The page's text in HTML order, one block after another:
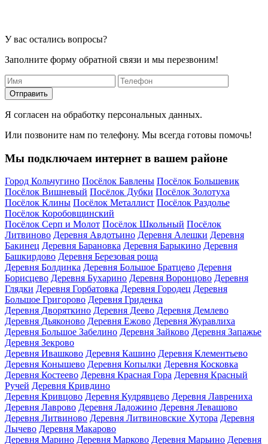
У вас остались вопросы?
Заполните форму обратной связи и мы перезвоним!
Отправить
Я согласен на обработку персональных данных.
Или позвоните нам по телефону. Мы всегда готовы помочь!
Мы подключаем интернет в вашем районе
Город Кольчугино Посёлок Бавлены Посёлок Большевик
Посёлок Вишневый Посёлок Дубки Посёлок Золотуха
Посёлок Клины Посёлок Металлист Посёлок Раздолье
Посёлок Коробовщинский
Посёлок Серп и Молот Посёлок Школьный Посёлок
Литвиново Деревня Авдотьино Деревня Алешки Деревня
Бакинец Деревня Барановка Деревня Барыкино Деревня
Башкирдово Деревня Березовая роща
Деревня Болдинка Деревня Большое Братцево Деревня
Борисцево Деревня Бухарино Деревня Воронцово Деревня
Глядки Деревня Горбатовка Деревня Городец Деревня
Большое Григорово Деревня Гриденка
Деревня Дворяткино Деревня Деево Деревня Демлево
Деревня Дьяконово Деревня Ежово Деревня Журавлиха
Деревня Большое Забелино Деревня Зайково Деревня Запажье
Деревня Зекрово
Деревня Ивашково Деревня Кашино Деревня Клементьево
Деревня Конышево Деревня Копылки Деревня Косковка
Деревня Костеево Деревня Красная Гора Деревня Красный
Ручей Деревня Кривдино
Деревня Кривцово Деревня Кудрявцево Деревня Лаврениха
Деревня Лаврово Деревня Ладожино Деревня Левашово
Деревня Литвиново Деревня Литвиновские Хутора Деревня
Лычево Деревня Макарово
Деревня Марино Деревня Марково Деревня Марьино Деревня